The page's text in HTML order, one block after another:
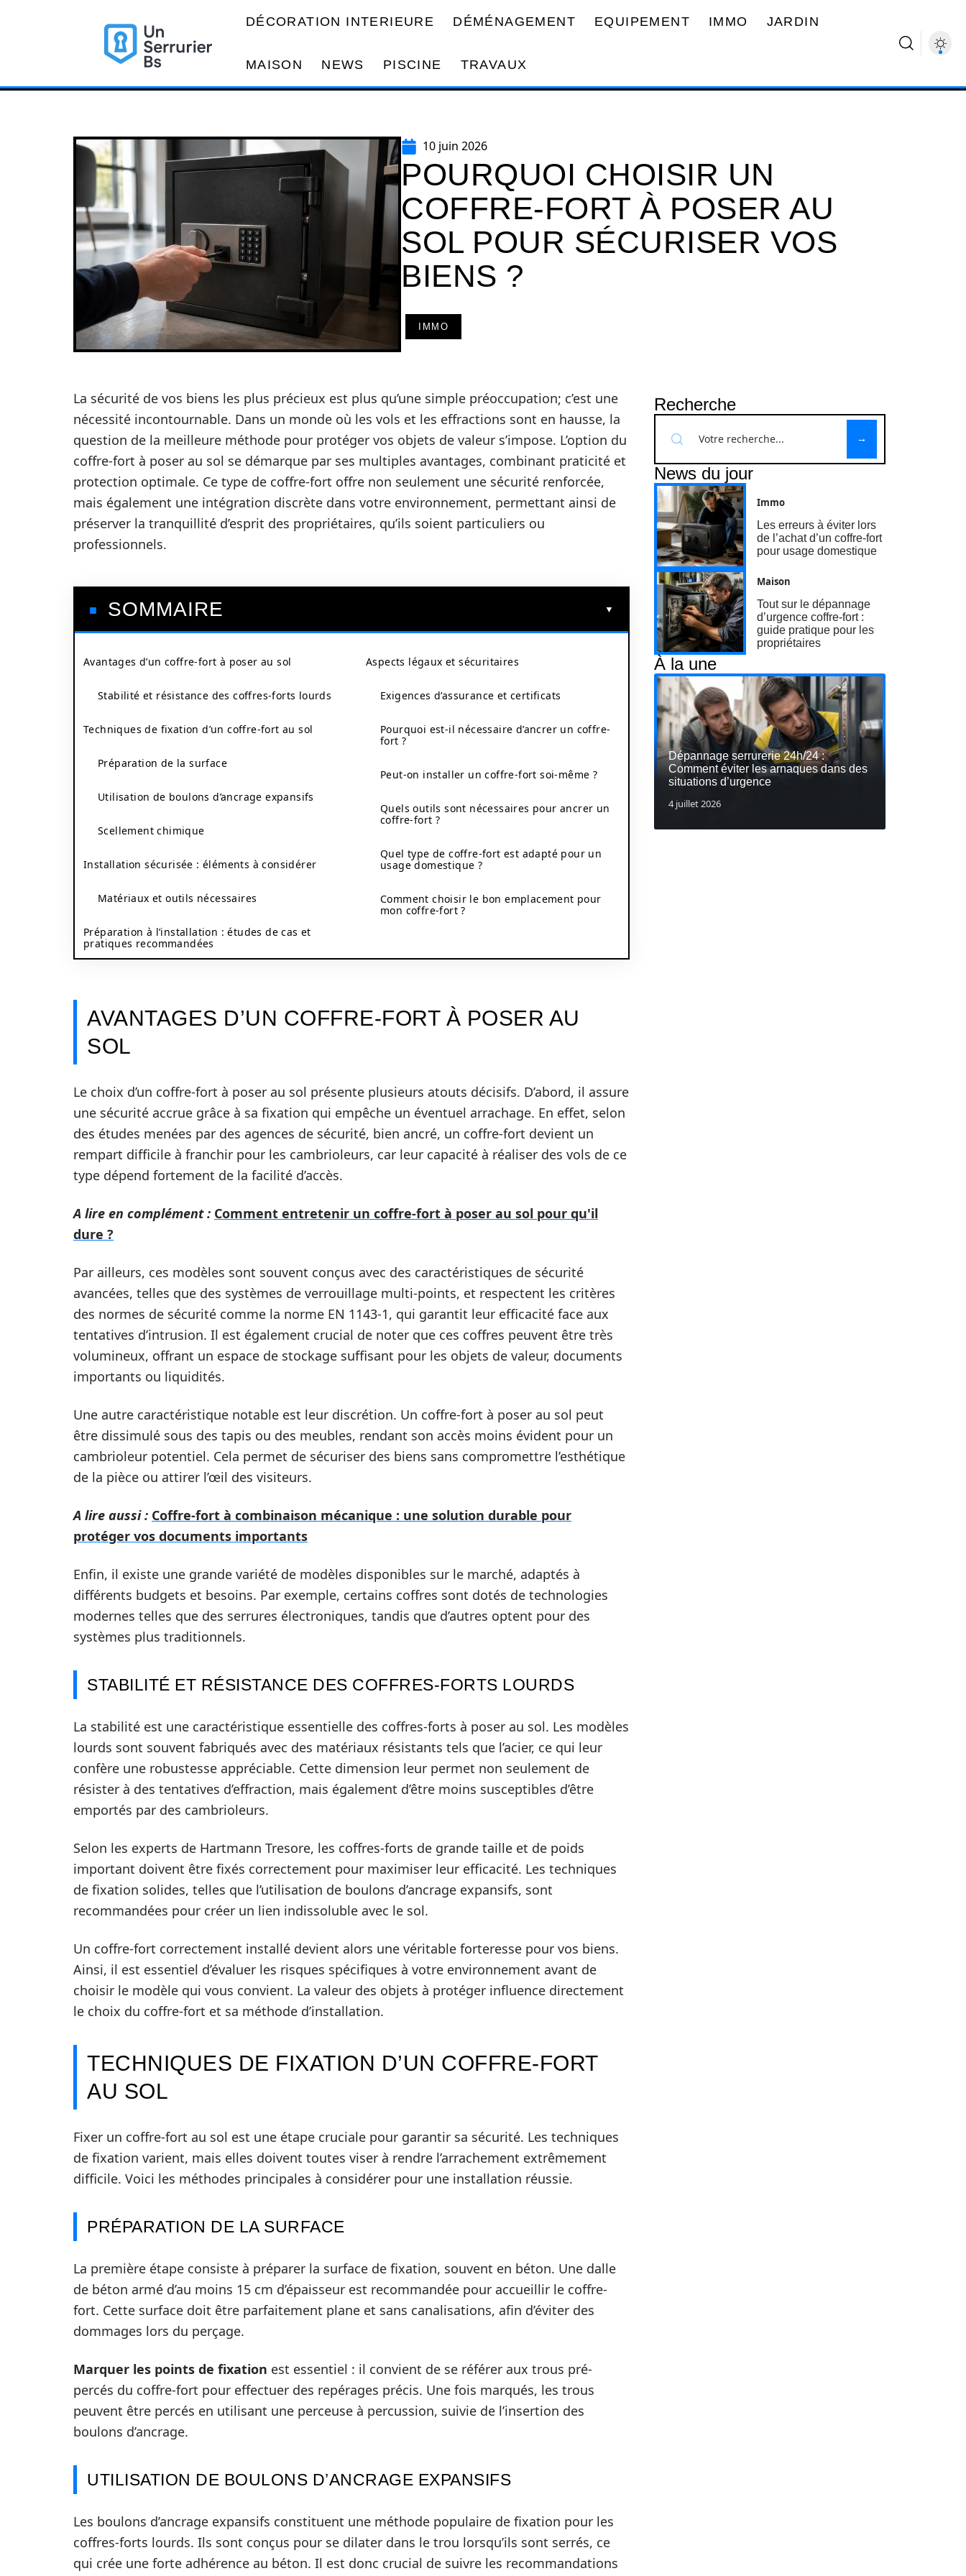
DÉCORATION INTERIEURE DÉMÉNAGEMENT EQUIPEMENT IMMO JARDIN
MAISON NEWS PISCINE TRAVAUX
10 juin 2026
POURQUOI CHOISIR UN
COFFRE-FORT À POSER AU
SOL POUR SÉCURISER VOS
BIENS ?
IMMO
La sécurité de vos biens les plus précieux est plus qu’une simple préoccupation; c’est une
nécessité incontournable. Dans un monde où les vols et les effractions sont en hausse, la
question de la meilleure méthode pour protéger vos objets de valeur s’impose. L’option du
coffre-fort à poser au sol se démarque par ses multiples avantages, combinant praticité et
protection optimale. Ce type de coffre-fort offre non seulement une sécurité renforcée,
mais également une intégration discrète dans votre environnement, permettant ainsi de
préserver la tranquillité d’esprit des propriétaires, qu’ils soient particuliers ou
professionnels.
SOMMAIRE
Avantages d’un coffre-fort à poser au sol
Stabilité et résistance des coffres-forts lourds
Techniques de fixation d’un coffre-fort au sol
Préparation de la surface
Utilisation de boulons d’ancrage expansifs
Scellement chimique
Installation sécurisée : éléments à considérer
Matériaux et outils nécessaires
Préparation à l’installation : études de cas et
pratiques recommandées
Aspects légaux et sécuritaires
Exigences d’assurance et certificats
Pourquoi est-il nécessaire d’ancrer un coffre-
fort ?
Peut-on installer un coffre-fort soi-même ?
Quels outils sont nécessaires pour ancrer un
coffre-fort ?
Quel type de coffre-fort est adapté pour un
usage domestique ?
Comment choisir le bon emplacement pour
mon coffre-fort ?
AVANTAGES D’UN COFFRE-FORT À POSER AU
SOL
Le choix d’un coffre-fort à poser au sol présente plusieurs atouts décisifs. D’abord, il assure
une sécurité accrue grâce à sa fixation qui empêche un éventuel arrachage. En effet, selon
des études menées par des agences de sécurité, bien ancré, un coffre-fort devient un
rempart difficile à franchir pour les cambrioleurs, car leur capacité à réaliser des vols de ce
type dépend fortement de la facilité d’accès.
A lire en complément : Comment entretenir un coffre-fort à poser au sol pour qu'il
dure ?
Par ailleurs, ces modèles sont souvent conçus avec des caractéristiques de sécurité
avancées, telles que des systèmes de verrouillage multi-points, et respectent les critères
des normes de sécurité comme la norme EN 1143-1, qui garantit leur efficacité face aux
tentatives d’intrusion. Il est également crucial de noter que ces coffres peuvent être très
volumineux, offrant un espace de stockage suffisant pour les objets de valeur, documents
importants ou liquidités.
Une autre caractéristique notable est leur discrétion. Un coffre-fort à poser au sol peut
être dissimulé sous des tapis ou des meubles, rendant son accès moins évident pour un
cambrioleur potentiel. Cela permet de sécuriser des biens sans compromettre l’esthétique
de la pièce ou attirer l’œil des visiteurs.
A lire aussi : Coffre-fort à combinaison mécanique : une solution durable pour
protéger vos documents importants
Enfin, il existe une grande variété de modèles disponibles sur le marché, adaptés à
différents budgets et besoins. Par exemple, certains coffres sont dotés de technologies
modernes telles que des serrures électroniques, tandis que d’autres optent pour des
systèmes plus traditionnels.
STABILITÉ ET RÉSISTANCE DES COFFRES-FORTS LOURDS
La stabilité est une caractéristique essentielle des coffres-forts à poser au sol. Les modèles
lourds sont souvent fabriqués avec des matériaux résistants tels que l’acier, ce qui leur
confère une robustesse appréciable. Cette dimension leur permet non seulement de
résister à des tentatives d’effraction, mais également d’être moins susceptibles d’être
emportés par des cambrioleurs.
Selon les experts de Hartmann Tresore, les coffres-forts de grande taille et de poids
important doivent être fixés correctement pour maximiser leur efficacité. Les techniques
de fixation solides, telles que l’utilisation de boulons d’ancrage expansifs, sont
recommandées pour créer un lien indissoluble avec le sol.
Un coffre-fort correctement installé devient alors une véritable forteresse pour vos biens.
Ainsi, il est essentiel d’évaluer les risques spécifiques à votre environnement avant de
choisir le modèle qui vous convient. La valeur des objets à protéger influence directement
le choix du coffre-fort et sa méthode d’installation.
TECHNIQUES DE FIXATION D’UN COFFRE-FORT
AU SOL
Fixer un coffre-fort au sol est une étape cruciale pour garantir sa sécurité. Les techniques
de fixation varient, mais elles doivent toutes viser à rendre l’arrachement extrêmement
difficile. Voici les méthodes principales à considérer pour une installation réussie.
PRÉPARATION DE LA SURFACE
La première étape consiste à préparer la surface de fixation, souvent en béton. Une dalle
de béton armé d’au moins 15 cm d’épaisseur est recommandée pour accueillir le coffre-
fort. Cette surface doit être parfaitement plane et sans canalisations, afin d’éviter des
dommages lors du perçage.
Marquer les points de fixation est essentiel : il convient de se référer aux trous pré-
percés du coffre-fort pour effectuer des repérages précis. Une fois marqués, les trous
peuvent être percés en utilisant une perceuse à percussion, suivie de l’insertion des
boulons d’ancrage.
UTILISATION DE BOULONS D’ANCRAGE EXPANSIFS
Les boulons d’ancrage expansifs constituent une méthode populaire de fixation pour les
coffres-forts lourds. Ils sont conçus pour se dilater dans le trou lorsqu’ils sont serrés, ce
qui crée une forte adhérence au béton. Il est donc crucial de suivre les recommandations
Recherche
News du jour
Immo
Les erreurs à éviter lors
de l’achat d’un coffre-fort
pour usage domestique
Maison
Tout sur le dépannage
d’urgence coffre-fort :
guide pratique pour les
propriétaires
À la une
Dépannage serrurerie 24h/24 :
Comment éviter les arnaques dans des
situations d’urgence
4 juillet 2026